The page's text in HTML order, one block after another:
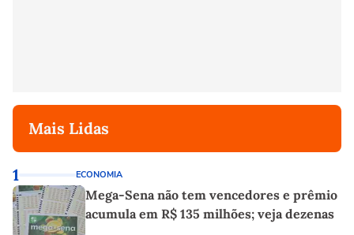
Mais Lidas
1 ECONOMIA
Mega-Sena não tem vencedores e prêmio
acumula em R$ 135 milhões; veja dezenas